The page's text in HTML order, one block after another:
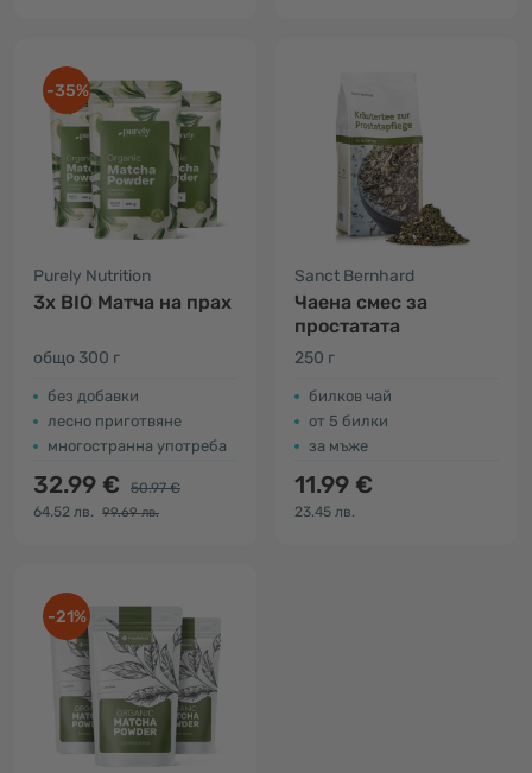
-35%
Purely Nutrition
3x BIO Матча на прах
общо 300 г
без добавки
лесно приготвяне
многостранна употреба
32.99 €
50.97 €
64.52 лв.
99.69 лв.
Sanct Bernhard
Чаена смес за
простатата
250 г
билков чай
от 5 билки
за мъже
11.99 €
23.45 лв.
-21%